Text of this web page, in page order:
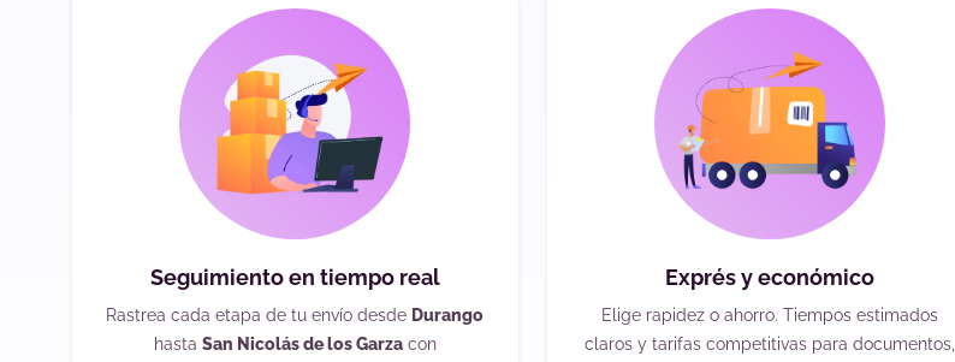
Seguimiento en tiempo real
Rastrea cada etapa de tu envío desde Durango
hasta San Nicolás de los Garzacon
Exprés y económico
Elige rapidez o ahorro. Tiempos estimados
claros y tarifas competitivas para documentos,